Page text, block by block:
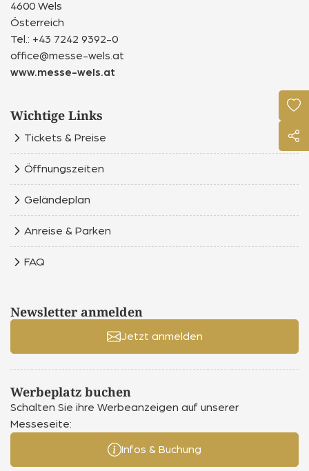
4600 Wels
Österreich
Tel.: +43 7242 9392-0
office@messe-wels.at
www.messe-wels.at
Wichtige Links
Tickets & Preise
Öffnungszeiten
Geländeplan
Anreise & Parken
FAQ
Newsletter anmelden
Jetzt anmelden
Werbeplatz buchen
Schalten Sie ihre Werbeanzeigen auf unserer
Messeseite:
Infos & Buchung